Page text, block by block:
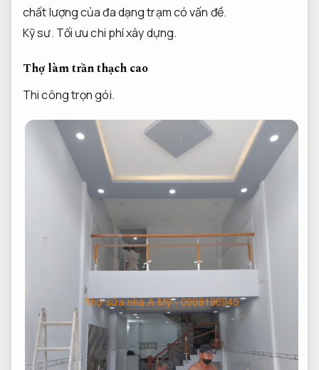
chất lượng của đa dạng trạm có vấn đề.
Kỹ sư. Tối ưu chi phí xây dựng.
Thợ làm trần thạch cao
Thi công trọn gói.